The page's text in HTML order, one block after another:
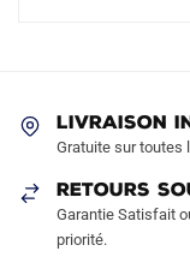
LIVRAISON
Gratuite sur toutes
RETOURS
Garantie Satisfait
priorité.